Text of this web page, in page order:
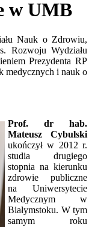
w UMB
Nauk o Zdrowiu,
Rozwoju Wydziału
Prezydenta RP
medycznych i nauk o
Prof. dr hab.
Mateusz Cybulski
ukończył w 2012 r.
studia drugiego
stopnia na kierunku
zdrowie publiczne
na Uniwersytecie
Medycznym w
Białymstoku. W tym
samym roku